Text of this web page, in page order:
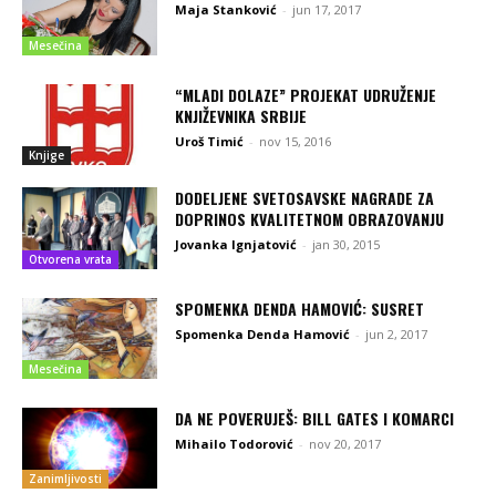
Mesečina
Maja Stanković - jun 17, 2017
Knjige
“MLADI DOLAZE” PROJEKAT UDRUŽENJE
KNJIŽEVNIKA SRBIJE
Uroš Timić - nov 15, 2016
Otvorena vrata
DODELJENE SVETOSAVSKE NAGRADE ZA
DOPRINOS KVALITETNOM OBRAZOVANJU
Jovanka Ignjatović - jan 30, 2015
Mesečina
SPOMENKA DENDA HAMOVIĆ: SUSRET
Spomenka Denda Hamović - jun 2, 2017
Zanimljivosti
DA NE POVERUJEŠ: BILL GATES I KOMARCI
Mihailo Todorović - nov 20, 2017